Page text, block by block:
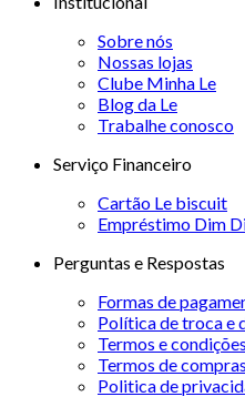
Sobre nós
Nossas lojas
Clube Minha Le
Blog da Le
Trabalhe conosco
Serviço Financeiro
Cartão Le biscuit
Empréstimo Dim
Perguntas e Respostas
Formas de
Política de troca e
Termos e
Termos de
Politica de